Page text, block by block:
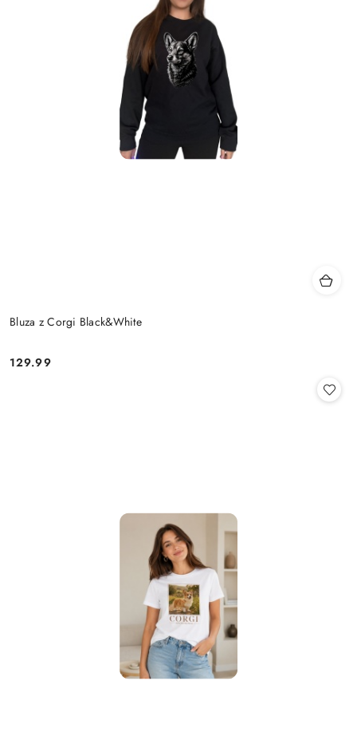
Bluza z Corgi Black&White
Cena:
129.99